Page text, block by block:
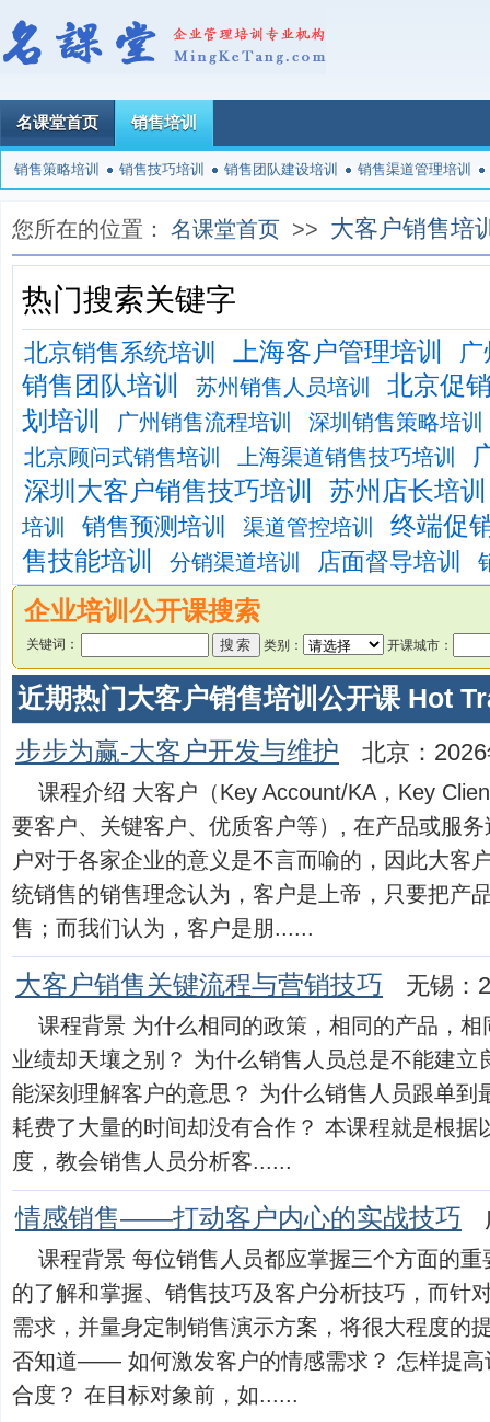
名课堂首页 销售培训
销售策略培训 销售技巧培训 销售团队建设培训 销售渠道管理培训
您所在的位置： 名课堂首页 >> 大客户销售培
热门搜索关键字
北京销售系统培训 上海客户管理培训
销售团队培训 苏州销售人员培训
北京促
划培训
广州销售流程培训
深圳销售策略培训
北京顾问式销售培训
上海渠道销售技巧培训
深圳大客户销售技巧培训
苏州店长培训
培训 销售预测培训 渠道管控培训
终端促
售技能培训
分销渠道培训 店面督导培训
企业培训公开课搜索
关键词： 类别： 开课城市：
近期热门大客户销售培训公开课 Hot
步步为赢-大客户开发与维护 北京：
课程介绍 大客户（Key Account/KA，Key
要客户、关键客户、优质客户等）, 在产品或服
户对于各家企业的意义是不言而喻的，因此大客
统销售的销售理念认为，客户是上帝，只要把产
售；而我们认为，客户是朋......
大客户销售关键流程与营销技巧 无锡：
课程背景 为什么相同的政策，相同的产品，
业绩却天壤之别？ 为什么销售人员总是不能建立
能深刻理解客户的意思？ 为什么销售人员跟单到
耗费了大量的时间却没有合作？ 本课程就是根据
度，教会销售人员分析客......
情感销售——打动客户内心的实战技巧
课程背景 每位销售人员都应掌握三个方面的
的了解和掌握、销售技巧及客户分析技巧，而针
需求，并量身定制销售演示方案，将很大程度的
否知道—— 如何激发客户的情感需求？ 怎样提高
合度？ 在目标对象前，如......